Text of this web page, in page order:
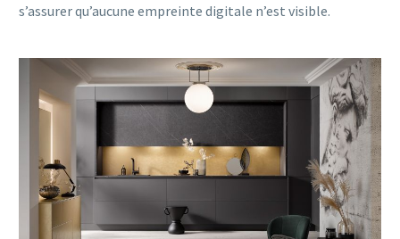
s’assurer qu’aucune empreinte digitale n’est visible.